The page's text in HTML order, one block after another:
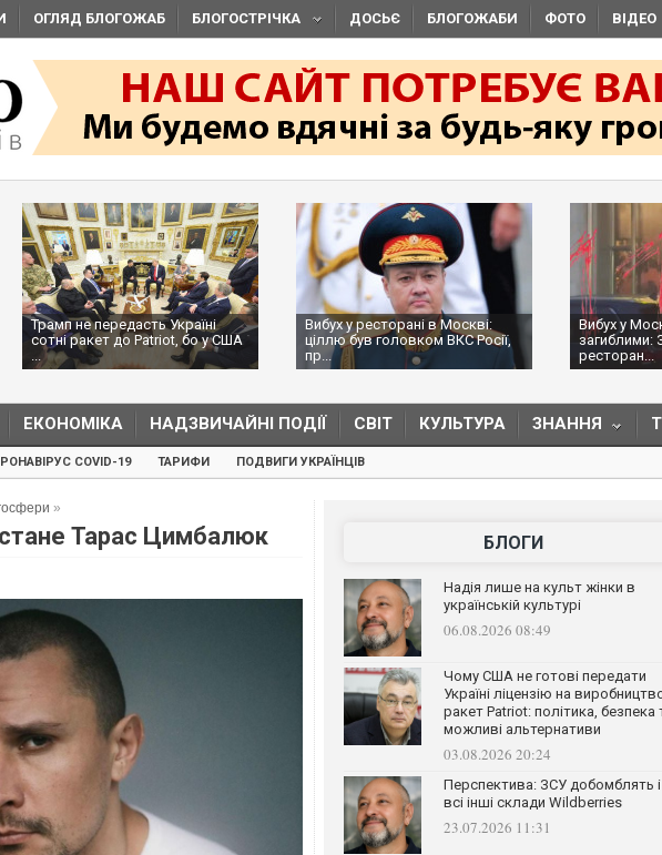
ОГЛЯД БЛОГОЖАБ БЛОГОСТРІЧКА ДОСЬЄ БЛОГОЖАБИ ФОТО ВІДЕО
Трамп не передасть Україні
сотні ракет до Patriot, бо у США
...
Вибух у ресторані в Москві:
ціллю був головком ВКС Росії,
пр...
Вибух у
загиблими:
ресторан...
ЕКОНОМІКА НАДЗВИЧАЙНІ ПОДІЇ СВІТ КУЛЬТУРА ЗНАННЯ
COVID-19 ТАРИФИ ПОДВИГИ УКРАЇНЦІВ
»
Тарас Цимбалюк БЛОГИ
Надія лише на культ жінки в
українській культурі
06.08.2026 08:49
Чому США не готові передати
Україні ліцензію на
ракет Patriot: політика, безпека
можливі альтернативи
03.08.2026 20:24
Перспектива: ЗСУ добомблять і
всі інші склади Wildberries
23.07.2026 11:31